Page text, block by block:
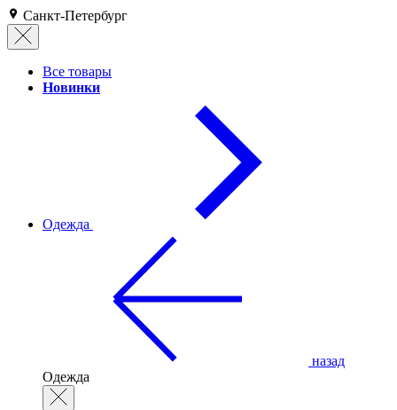
Санкт-Петербург
Все товары
Новинки
Одежда
назад
Одежда